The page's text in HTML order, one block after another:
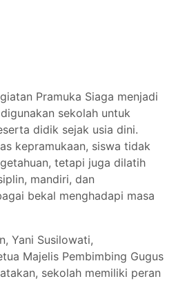
Pramuka Siaga menjadi
sekolah untuk
didik sejak usia dini.
kepramukaan, siswa tidak
tetapi juga dilatih
mandiri, dan
bekal menghadapi masa
Yani Susilowati,
Majelis Pembimbing Gugus
sekolah memiliki peran